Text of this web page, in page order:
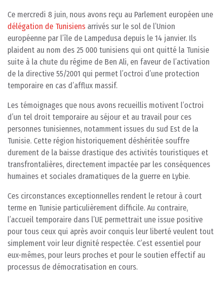
Ce mercredi 8 juin, nous avons reçu au Parlement européen une
délégation de Tunisiens arrivés sur le sol de l’Union
européenne par l’île de Lampedusa depuis le 14 janvier. Ils
plaident au nom des 25 000 tunisiens qui ont quitté la Tunisie
suite à la chute du régime de Ben Ali, en faveur de l’activation
de la directive 55/2001 qui permet l’octroi d’une protection
temporaire en cas d’afflux massif.
Les témoignages que nous avons recueillis motivent l’octroi
d’un tel droit temporaire au séjour et au travail pour ces
personnes tunisiennes, notamment issues du sud Est de la
Tunisie. Cette région historiquement déshéritée souffre
durement de la baisse drastique des activités touristiques et
transfrontalières, directement impactée par les conséquences
humaines et sociales dramatiques de la guerre en Lybie.
Ces circonstances exceptionnelles rendent le retour à court
terme en Tunisie particulièrement difficile. Au contraire,
l’accueil temporaire dans l’UE permettrait une issue positive
pour tous ceux qui après avoir conquis leur liberté veulent tout
simplement voir leur dignité respectée. C’est essentiel pour
eux-mêmes, pour leurs proches et pour le soutien effectif au
processus de démocratisation en cours.